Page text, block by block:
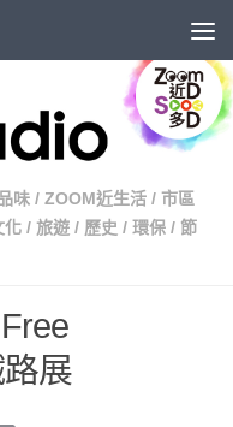
味 / ZOOM近生活 / 市區
化 / 旅遊 / 歷史 / 環保 / 節
展